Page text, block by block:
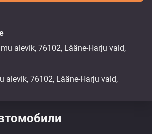
alevik, 76102, Lääne-Harju vald,